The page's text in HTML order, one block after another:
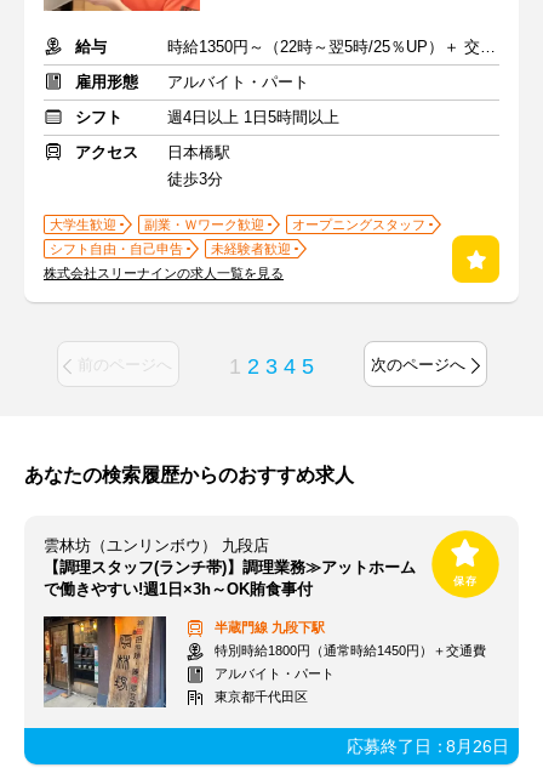
給与
時給1350円～（22時～翌5時/25％UP）＋ 交通費支給
雇用形態
アルバイト・パート
シフト
週4日以上 1日5時間以上
アクセス
日本橋駅
徒歩3分
大学生歓迎 副業・Ｗワーク歓迎
オープニングスタッフ
シフト自由・自己申告
未経験者歓迎
株式会社スリーナインの求人一覧を見る
前のページへ 1 2 3 4 5 次のページへ
あなたの検索履歴からのおすすめ求人
雲林坊（ユンリンボウ） 九段店
【調理スタッフ(ランチ帯)】調理業務≫アットホーム
で働きやすい!週1日×3h～OK賄食事付
半蔵門線 九段下駅
特別時給1800円（通常時給1450円）＋交通費
アルバイト・パート
東京都千代田区
応募終了日：8月26日